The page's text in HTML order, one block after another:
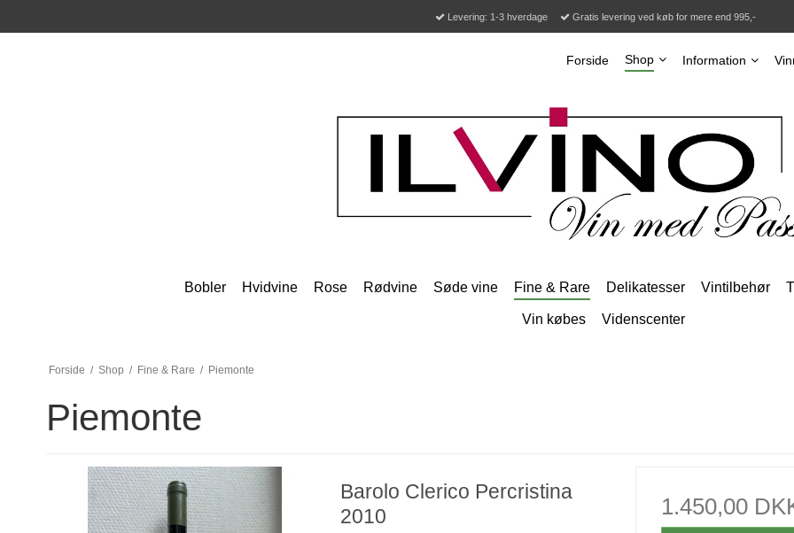
Levering: 1-3 hverdage Gratis levering ved køb for mere end 995,-
Forside Shop Information
Bobler Hvidvine Rose Rødvine Søde vine Fine & Rare Delikatesser Vintilbehør
Vin købes Videnscenter
Forside / Shop / Fine & Rare / Piemonte
Piemonte
Barolo Clerico Percristina
2010
1.450,00